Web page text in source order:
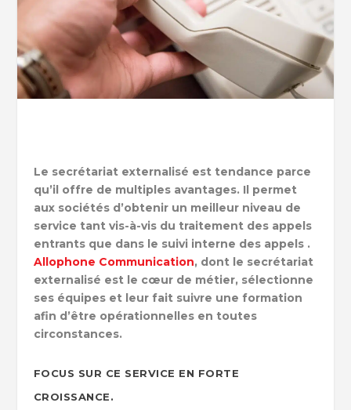
Le secrétariat externalisé est tendance parce
qu’il offre de multiples avantages. Il permet
aux sociétés d’obtenir un meilleur niveau de
service tant vis-à-vis du traitement des appels
entrants que dans le suivi interne des appels .
Allophone Communication, dont le secrétariat
externalisé est le cœur de métier, sélectionne
ses équipes et leur fait suivre une formation
afin d’être opérationnelles en toutes
circonstances.
FOCUS SUR CE SERVICE EN FORTE
CROISSANCE.